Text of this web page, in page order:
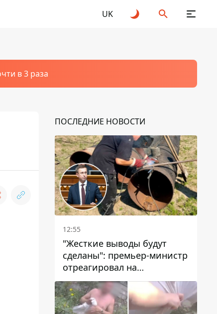
UK
в 3 раза
ПОСЛЕДНИЕ НОВОСТИ
12:55
"Жесткие выводы будут
сделаны": премьер-министр
отреагировал на
несколькодневное
отсутствие воды в Марганце